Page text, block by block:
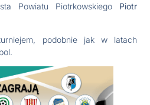
Powiatu Piotrkowskiego Piotr
podobnie jak w latach